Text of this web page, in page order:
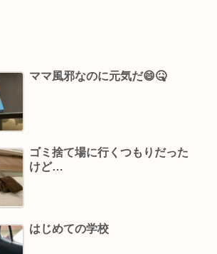
ママ風邪なのに元気だ😄🤒
ゴミ捨て場に行くつもりだった
けど…
はじめての学校